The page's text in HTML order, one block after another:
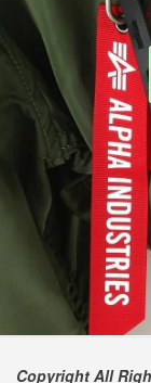
Copyright All